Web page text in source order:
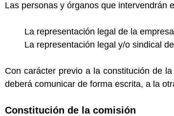
Las personas y órganos que intervendrán
La representación legal de la
La representación legal y/o sindical
Con carácter previo a la constitución de
deberá comunicar de forma escrita, a la
Constitución de la comisión